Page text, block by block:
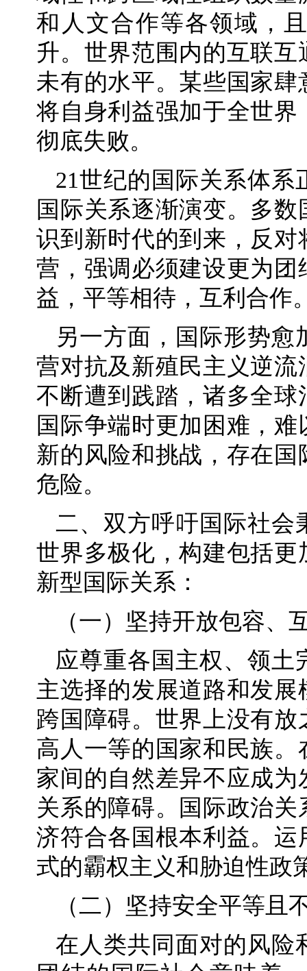
和人文合作等各领域，
升。世界范围内的互联
未有的水平。某些国家
将自身利益强加于全世
彻底失败。
21世纪的国际关系体
国际关系逐渐演变。多
识到新时代的到来，反
营，强调必须建设更为
益，平等相待，互利合作
另一方面，国际形势
营对抗及新殖民主义逆
不断遭到践踏，诸多全
国际争端时更加困难，
新的风险和挑战，存在
危险。
二、双方呼吁国际社会
世界多极化，构建包括
新型国际关系：
（一）坚持开放包容、
应尊重各国主权、领土
主选择的发展道路和发
跨国障碍。世界上没有
高人一等的国家和民族
家间的自然差异不应成
关系的障碍。国际政治
济符合各国根本利益。
式的霸权主义和胁迫性政
（二）坚持安全平等且
在人类共同面对的风险